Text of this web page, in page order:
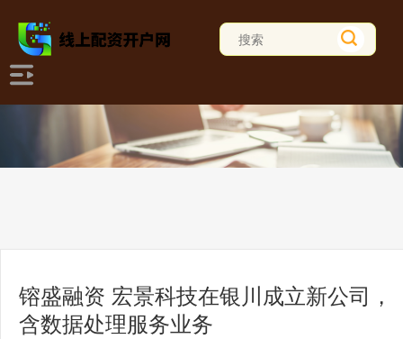
镕盛融资 宏景科技在银川成立新公司，
含数据处理服务业务